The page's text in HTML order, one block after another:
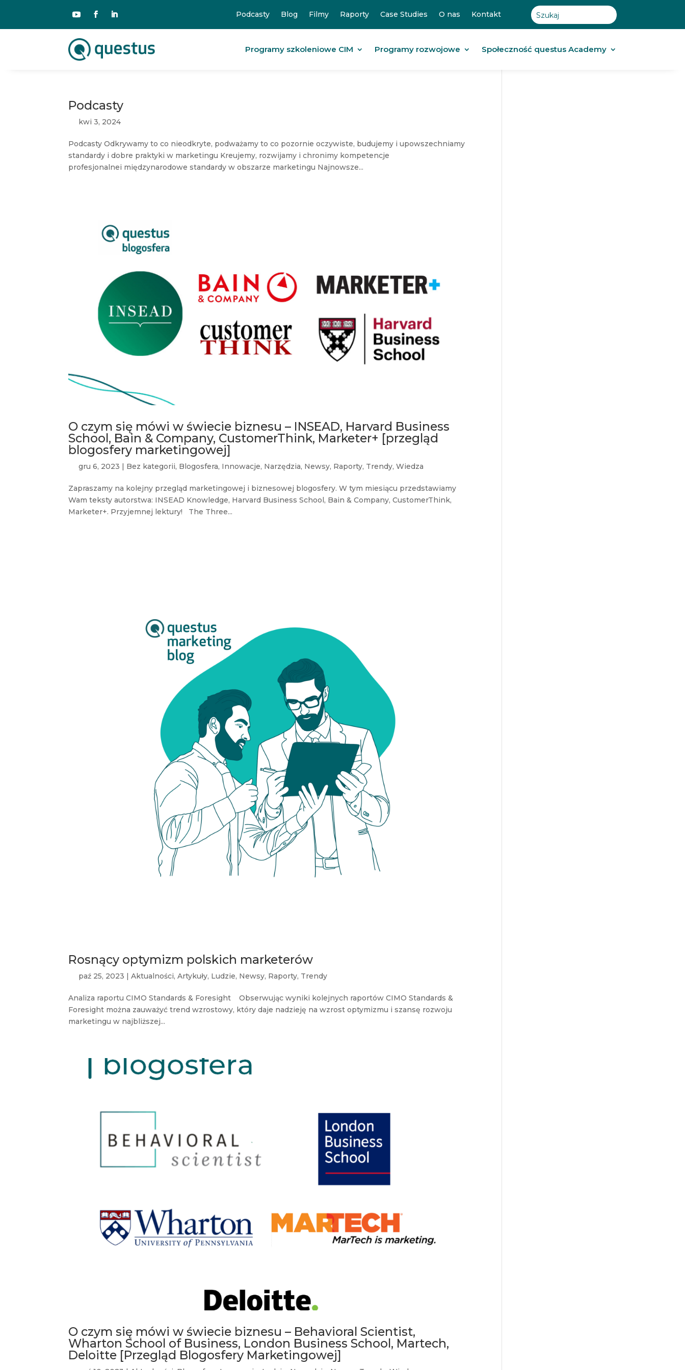
Podcasty Blog Filmy Raporty Case Studies O nas Kontakt
Programy szkoleniowe CIM Programy rozwojowe Społeczność questus Academy
Podcasty
kwi 3, 2024
Podcasty Odkrywamy to co nieodkryte, podważamy to co pozornie oczywiste, budujemy i upowszechniamy
standardy i dobre praktyki w marketingu Kreujemy, rozwijamy i chronimy kompetencje
profesjonalnei międzynarodowe standardy w obszarze marketingu Najnowsze...
O czym się mówi w świecie biznesu – INSEAD, Harvard Business
School, Bain & Company, CustomerThink, Marketer+ [przegląd
blogosfery marketingowej]
gru 6, 2023 Bez kategorii, Blogosfera, Innowacje, Narzędzia, Newsy, Raporty, Trendy,Wiedza
Zapraszamy na kolejny przegląd marketingowej i biznesowej blogosfery. W tym miesiącu przedstawiamy
Wam teksty autorstwa: INSEAD Knowledge, Harvard Business School, Bain & Company, CustomerThink,
Marketer+. Przyjemnej lektury! The Three...
Rosnący optymizm polskich marketerów
paź 25, 2023 |Aktualności,Artykuły, Ludzie, Newsy, Raporty, Trendy
Analiza raportu CIMO Standards & Foresight Obserwując wyniki kolejnych raportów CIMO Standards &
Foresight można zauważyć trend wzrostowy, który daje nadzieję na wzrost optymizmu i szansę rozwoju
marketingu w najbliższej...
O czym się mówi w świecie biznesu – Behavioral Scientist,
Wharton School of Business, London Business School, Martech,
Deloitte [Przegląd Blogosfery Marketingowej]